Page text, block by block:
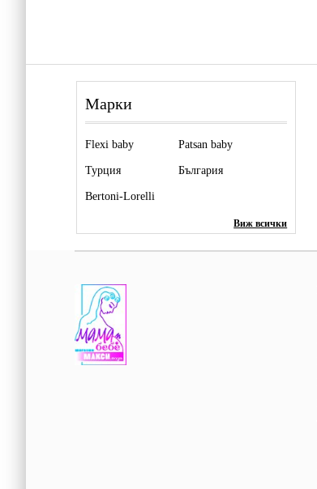
Марки
Flexi baby Patsan baby
Турция България
Bertoni-Lorelli
Виж всички